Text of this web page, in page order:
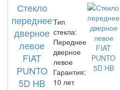
Стекло
переднее
дверное
левое
FIAT
PUNTO
5D HB
Тип
стекла:
Переднее
дверное
левое
Гарантия:
10 лет